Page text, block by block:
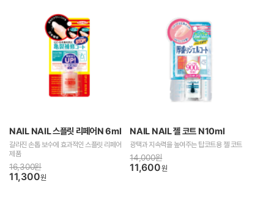
NAIL NAIL 스플릿 리페어N 6ml
갈라진 손톱 보수에 효과적인 스플릿 리페어
제품
16,300원
11,300원
NAIL NAIL 젤 코트 N10ml
광택과 지속력을 높여주는 탑코트용 젤 코트
14,000원
11,600원